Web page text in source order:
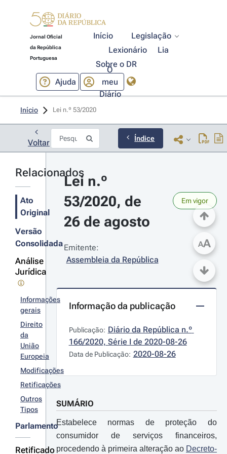
Jornal Oficial
da República
Portuguesa
Início
Legislação
Lexionário
Lia
Sobre o DR
Ajuda
O
meu
Diário
Início Lei n.º 53/2020
Voltar Índice
Relacionados
Ato
Original
Versão
Consolidada
Análise
Jurídica
Informações
gerais
Direito
da
União
Europeia
Modificações
Retificações
Outros
Tipos
Parlamento
Retificado
Lei n.º
53/2020, de
26 de agosto
Em vigor
Emitente:
Assembleia da República
Informação da publicação
Publicação: Diário da República n.º
166/2020, Série I de 2020-08-26
Data de Publicação: 2020-08-26
SUMÁRIO
Estabelece normas de proteção do
consumidor de serviços financeiros,
procedendo à primeira alteração ao Decreto-
AA